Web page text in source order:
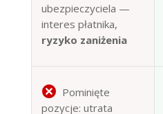
ubezpieczyciela —
interes płatnika,
ryzyko zaniżenia
Pominięte
pozycje: utrata